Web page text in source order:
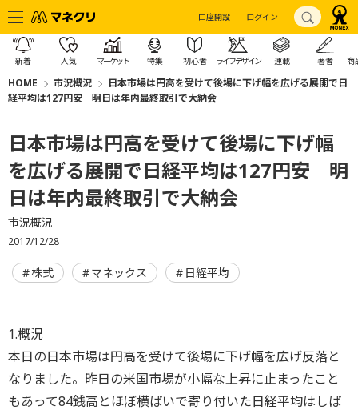
口座開設 ログイン
新着 人気 マーケット 特集 初心者 ライフデザイン 連載 著者 商
HOME 市況概況
日本市場は円高を受けて後場に下げ幅を広げる展開で日
経平均は127円安 明日は年内最終取引で大納会
日本市場は円高を受けて後場に下げ幅
を広げる展開で日経平均は127円安 明
日は年内最終取引で大納会
市況概況
2017/12/28
株式 マネックス 日経平均
1.概況
本日の日本市場は円高を受けて後場に下げ幅を広げ反落と
なりました。昨日の米国市場が小幅な上昇に止まったこと
もあって84銭高とほぼ横ばいで寄り付いた日経平均はしば